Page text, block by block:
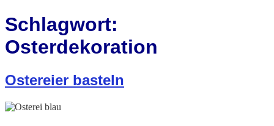
Schlagwort:
Osterdekoration
Ostereier basteln